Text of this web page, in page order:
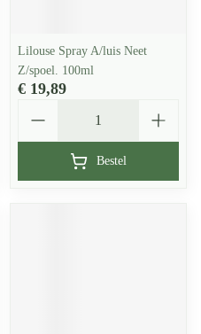
Lilouse Spray A/luis Neet
Z/spoel. 100ml
€ 19,89
Bestel